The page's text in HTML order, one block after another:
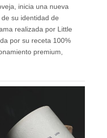
inicia una nueva
su identidad de
realizada por Little
por su receta 100%
premium,